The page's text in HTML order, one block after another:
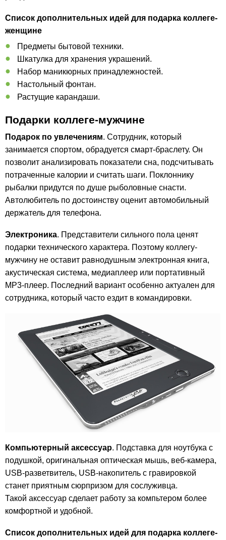
Список дополнительных идей для подарка коллеге-
женщине
Предметы бытовой техники.
Шкатулка для хранения украшений.
Набор маникюрных принадлежностей.
Настольный фонтан.
Растущие карандаши.
Подарки коллеге-мужчине
Подарок по увлечениям. Сотрудник, который
занимается спортом, обрадуется смарт-браслету. Он
позволит анализировать показатели сна, подсчитывать
потраченные калории и считать шаги. Поклоннику
рыбалки придутся по душе рыболовные снасти.
Автолюбитель по достоинству оценит автомобильный
держатель для телефона.
Электроника. Представители сильного пола ценят
подарки технического характера. Поэтому коллегу-
мужчину не оставит равнодушным электронная книга,
акустическая система, медиаплеер или портативный
MP3-плеер. Последний вариант особенно актуален для
сотрудника, который часто ездит в командировки.
Компьютерный аксессуар. Подставка для ноутбука с
подушкой, оригинальная оптическая мышь, веб-камера,
USB-разветвитель, USB-накопитель с гравировкой
станет приятным сюрпризом для сослуживца.
Такой аксессуар сделает работу за компьтером более
комфортной и удобной.
Список дополнительных идей для подарка коллеге-